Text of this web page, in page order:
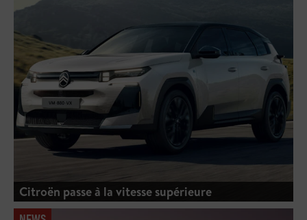
Citroën passe à la vitesse supérieure